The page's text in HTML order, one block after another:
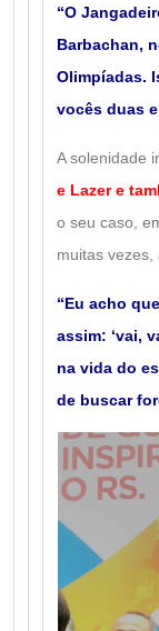
“O
Barbachan,
Olimpíadas.
vocês duas
A solenidade
e Lazer e
o seu caso,
muitas
“Eu acho
assim: ‘vai,
na vida do
de buscar